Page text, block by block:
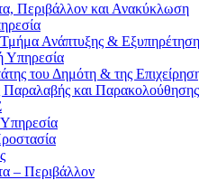
Περιβάλλον και Ανακύκλωση
Ανάπτυξης &
Υπηρεσία
του Δημότη & της
Παραλαβής και
– Περιβάλλον